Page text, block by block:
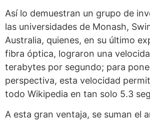
Así lo demuestran un grupo de
las universidades de Monash,
Australia, quienes, en su último
fibra óptica, lograron una
terabytes por segundo; para
perspectiva, esta velocidad
todo Wikipedia en tan solo 5.3
A esta gran ventaja, se suman el